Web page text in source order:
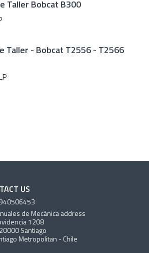
Taller Bobcat B300
Taller - Bobcat T2556 - T2566
US
de Mecánica address
1208
Santiago
Metropolitan - Chile